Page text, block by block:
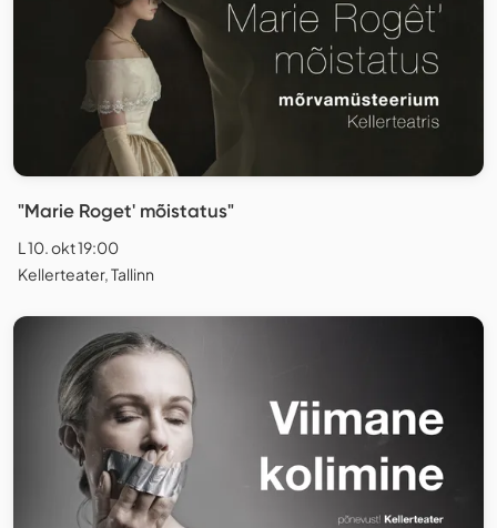
"Marie Roget' mõistatus"
L 10. okt 19:00
Kellerteater, Tallinn